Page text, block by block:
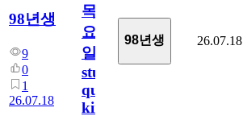
98년생
9
0
1
26.07.18
목
요
일/English
study
quiz
king758
98년생 26.07.18